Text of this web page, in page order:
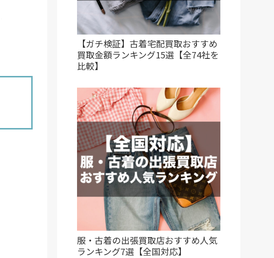
【ガチ検証】古着宅配買取おすすめ
買取金額ランキング15選【全74社を
比較】
服・古着の出張買取店おすすめ人気
ランキング7選【全国対応】